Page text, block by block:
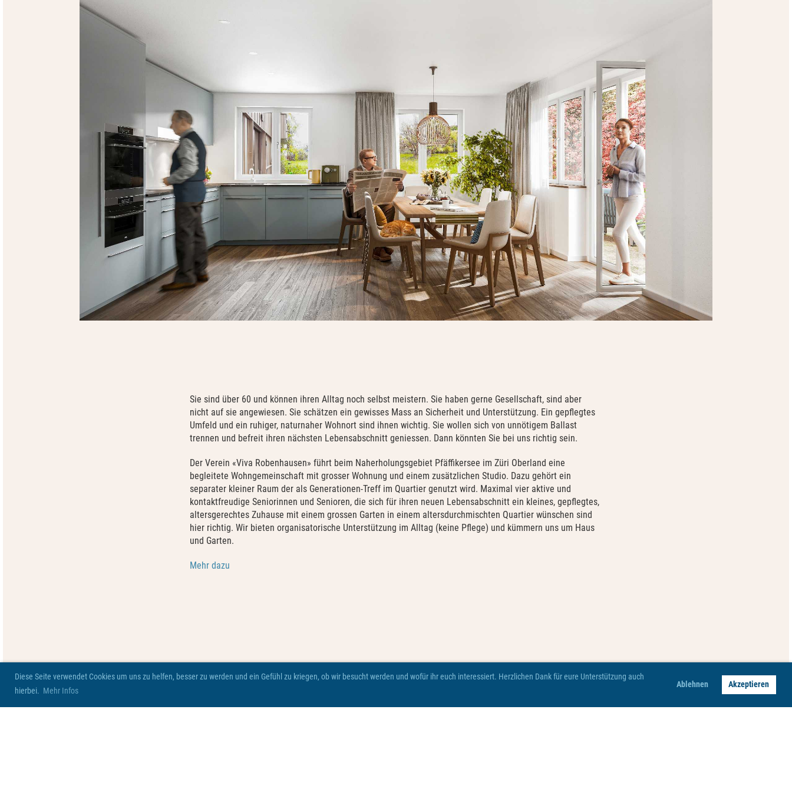
Diese Seite verwendet Cookies um uns zu helfen, besser zu werden und ein Gefühl zu kriegen, ob wir besucht werden und wofür ihr euch interessiert. Herzlichen Dank für eure Unterstützung auch
hierbei. Mehr Infos
Ablehnen Akzeptieren
Sie sind über 60 und können ihren Alltag noch selbst meistern. Sie haben gerne Gesellschaft, sind aber
nicht auf sie angewiesen. Sie schätzen ein gewisses Mass an Sicherheit und Unterstützung. Ein gepflegtes
Umfeld und ein ruhiger, naturnaher Wohnort sind ihnen wichtig. Sie wollen sich von unnötigem Ballast
trennen und befreit ihren nächsten Lebensabschnitt geniessen. Dann könnten Sie bei uns richtig sein.
Der Verein «Viva Robenhausen» führt beim Naherholungsgebiet Pfäffikersee im Züri Oberland eine
begleitete Wohngemeinschaft mit grosser Wohnung und einem zusätzlichen Studio. Dazu gehört ein
separater kleiner Raum der als Generationen-Treff im Quartier genutzt wird. Maximal vier aktive und
kontaktfreudige Seniorinnen und Senioren, die sich für ihren neuen Lebensabschnitt ein kleines, gepflegtes,
altersgerechtes Zuhause mit einem grossen Garten in einem altersdurchmischten Quartier wünschen sind
hier richtig. Wir bieten organisatorische Unterstützung im Alltag (keine Pflege) und kümmern uns um Haus
und Garten.
Mehr dazu